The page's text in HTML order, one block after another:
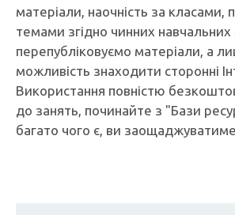
матеріали, наочність за
темами згідно чинних
перепубліковуємо матеріали, а
можливість знаходити сторонні
Використання повністю
до занять, починайте з "Бази
багато чого є, ви